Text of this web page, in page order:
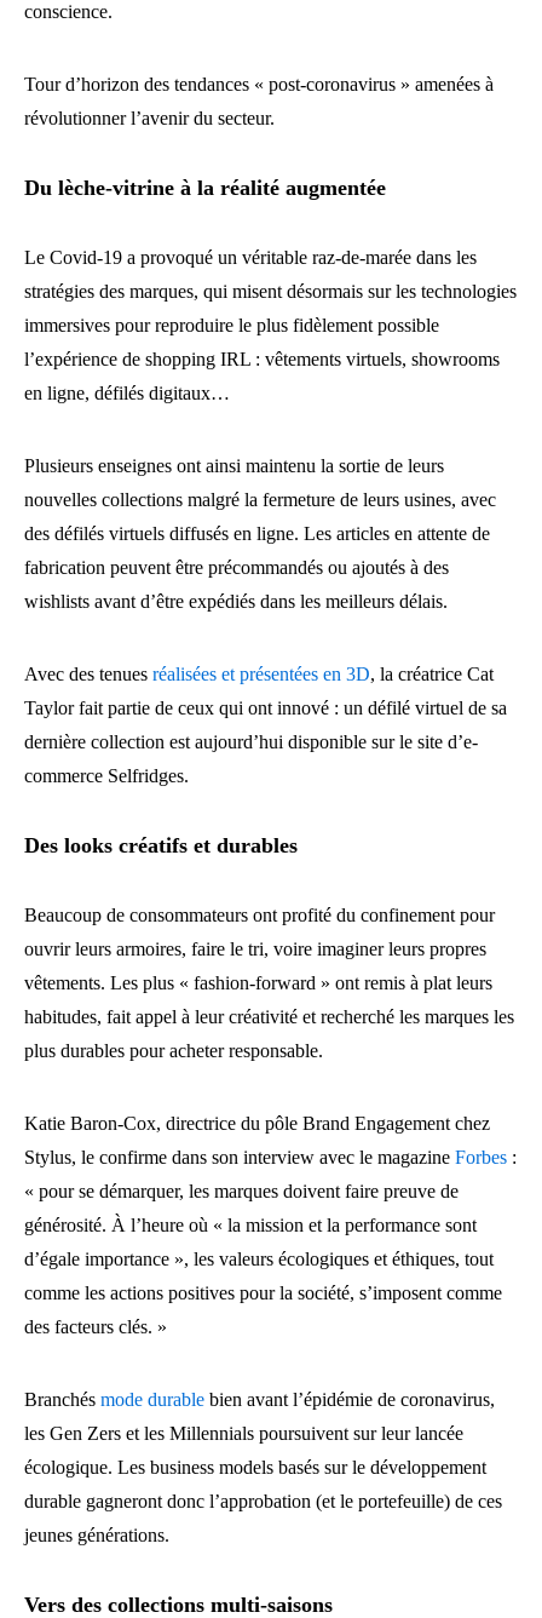
conscience.
Tour d’horizon des tendances « post-coronavirus » amenées à
révolutionner l’avenir du secteur.
Du lèche-vitrine à la réalité augmentée
Le Covid-19 a provoqué un véritable raz-de-marée dans les
stratégies des marques, qui misent désormais sur les technologies
immersives pour reproduire le plus fidèlement possible
l’expérience de shopping IRL : vêtements virtuels, showrooms
en ligne, défilés digitaux…
Plusieurs enseignes ont ainsi maintenu la sortie de leurs
nouvelles collections malgré la fermeture de leurs usines, avec
des défilés virtuels diffusés en ligne. Les articles en attente de
fabrication peuvent être précommandés ou ajoutés à des
wishlists avant d’être expédiés dans les meilleurs délais.
Avec des tenues réalisées et présentées en 3D, la créatrice Cat
Taylor fait partie de ceux qui ont innové : un défilé virtuel de sa
dernière collection est aujourd’hui disponible sur le site d’e-
commerce Selfridges.
Des looks créatifs et durables
Beaucoup de consommateurs ont profité du confinement pour
ouvrir leurs armoires, faire le tri, voire imaginer leurs propres
vêtements. Les plus « fashion-forward » ont remis à plat leurs
habitudes, fait appel à leur créativité et recherché les marques les
plus durables pour acheter responsable.
Katie Baron-Cox, directrice du pôle Brand Engagement chez
Stylus, le confirme dans son interview avec le magazine Forbes :
« pour se démarquer, les marques doivent faire preuve de
générosité. À l’heure où « la mission et la performance sont
d’égale importance », les valeurs écologiques et éthiques, tout
comme les actions positives pour la société, s’imposent comme
des facteurs clés. »
Branchés mode durable bien avant l’épidémie de coronavirus,
les Gen Zers et les Millennials poursuivent sur leur lancée
écologique. Les business models basés sur le développement
durable gagneront donc l’approbation (et le portefeuille) de ces
jeunes générations.
Vers des collections multi-saisons